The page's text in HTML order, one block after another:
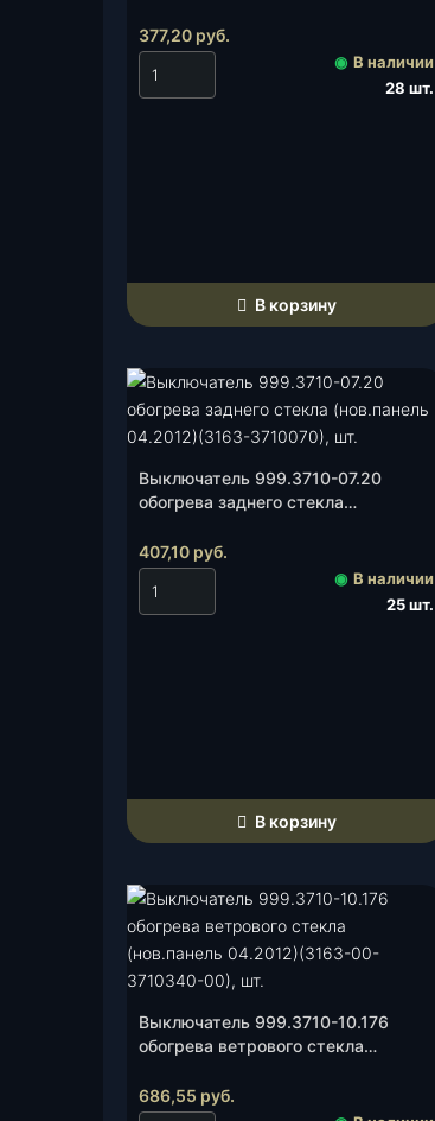
А
З
-
а
о
т
"
(
9
2
.
3
.
Р
)
3
377,20 руб.
◉ В наличии
28 шт.
В корзину
Выключатель 999.3710-07.20
обогрева заднего стекла
3710070), шт.
407,10 руб.
◉ В наличии
25 шт.
В корзину
Выключатель 999.3710-10.176
обогрева ветрового стекла
3710340-00), шт.
686,55 руб.